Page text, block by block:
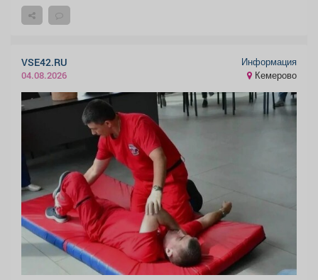
VSE42.RU
04.08.2026
Информация
Кемерово